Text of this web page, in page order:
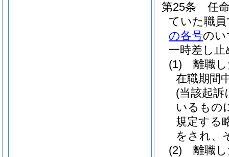
第25条
任
ていた職
の各号のい
一時差し
(1)
離職
在職期間
(当該起
いるもの
規定する
をされ、
(2)
離職